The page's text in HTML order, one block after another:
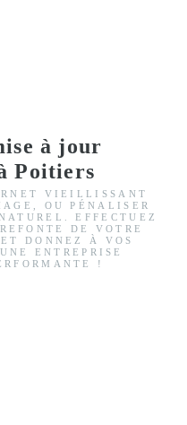
à jour
Poitiers
VIEILLISSANT
OU PÉNALISER
EFFECTUEZ
DE VOTRE
DONNEZ À VOS
ENTREPRISE
!